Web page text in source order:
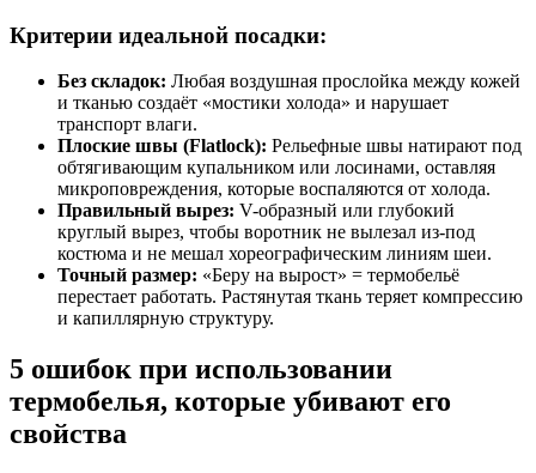
Критерии идеальной посадки:
Без складок: Любая воздушная прослойка между кожей
и тканью создаёт «мостики холода» и нарушает
транспорт влаги.
Плоские швы (Flatlock): Рельефные швы натирают под
обтягивающим купальником или лосинами, оставляя
микроповреждения, которые воспаляются от холода.
Правильный вырез: V-образный или глубокий
круглый вырез, чтобы воротник не вылезал из-под
костюма и не мешал хореографическим линиям шеи.
Точный размер: «Беру на вырост» = термобельё
перестает работать. Растянутая ткань теряет компрессию
и капиллярную структуру.
5 ошибок при использовании
термобелья, которые убивают его
свойства